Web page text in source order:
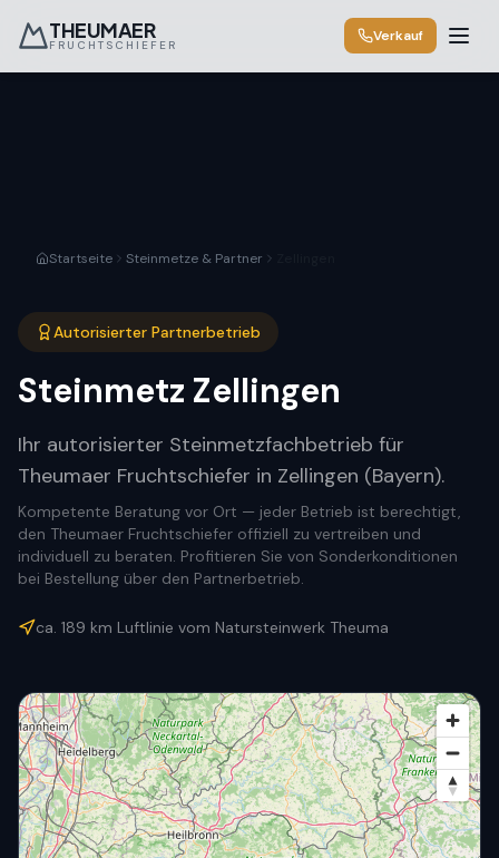
THEUMAER
FRUCHTSCHIEFER
Verkauf
Startseite Steinmetze & Partner
Autorisierter Partnerbetrieb
Steinmetz Zellingen
Ihr autorisierter Steinmetzfachbetrieb für
Theumaer Fruchtschiefer in Zellingen (Bayern).
Kompetente Beratung vor Ort — jeder Betrieb ist berechtigt,
den Theumaer Fruchtschiefer offiziell zu vertreiben und
individuell zu beraten. Profitieren Sie von Sonderkonditionen
bei Bestellung über den Partnerbetrieb.
ca. 189 km Luftlinie vom Natursteinwerk Theuma